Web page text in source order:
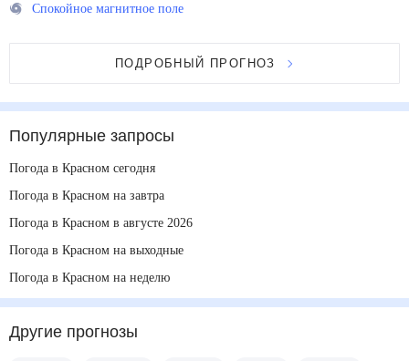
Спокойное магнитное поле
ПОДРОБНЫЙ ПРОГНОЗ
Популярные запросы
Погода в Красном сегодня
Погода в Красном на завтра
Погода в Красном в августе 2026
Погода в Красном на выходные
Погода в Красном на неделю
Другие прогнозы